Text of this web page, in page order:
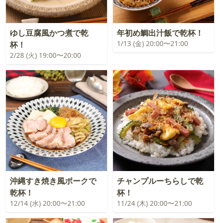
ゆし豆腐風かつ煮で乾
杯！
2/28 (火) 19:00〜20:00
年初め鯛出汁飯で乾杯！
1/13 (金) 20:00〜21:00
沖縄すき焼き風ポークで
乾杯！
12/14 (水) 20:00〜21:00
チャンプルーちらしで乾
杯！
11/24 (木) 20:00〜21:00